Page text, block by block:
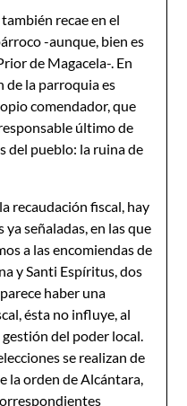
recae en el
-aunque, bien es
de Magacela-. En
de la parroquia es
comendador, que
último de
del pueblo: la ruina de
recaudación fiscal, hay
ya señaladas, en las que
a las encomiendas de
y Santi Espíritus, dos
haber una
ésta no influye, al
del poder local.
se realizan de
la orden de Alcántara,